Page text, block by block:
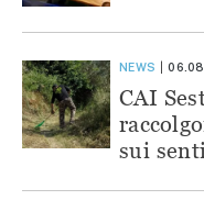
NEWS
CAI
sui